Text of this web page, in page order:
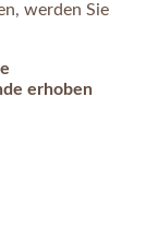
werden Sie
erhoben